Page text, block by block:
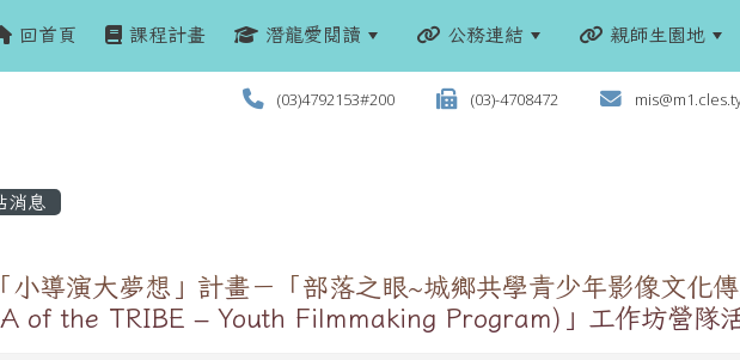
回首頁 課程計畫 潛龍愛閱讀 公務連結 親師生園地
(03)4792153#200 (03)-4708472
息
小導演大夢想」計畫－「部落之眼~城鄉共學青少年影像文化
of the TRIBE – Youth Filmmaking Program)」工作坊營隊